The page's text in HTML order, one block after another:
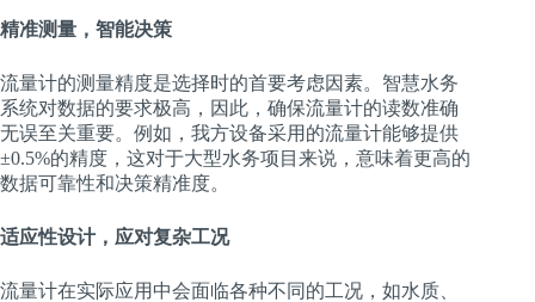
精准测量，智能决策
流量计的测量精度是选择时的首要考虑因素。智慧水务
系统对数据的要求极高，因此，确保流量计的读数准确
无误至关重要。例如，我方设备采用的流量计能够提供
±0.5%的精度，这对于大型水务项目来说，意味着更高的
数据可靠性和决策精准度。
适应性设计，应对复杂工况
流量计在实际应用中会面临各种不同的工况，如水质、